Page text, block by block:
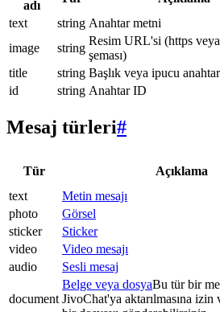
adı
text
string Anahtar metni
image
string
Resim URL'si (https
şeması)
title
string Başlık veya ipucu
id
string Anahtar ID
Mesaj türleri#
Tür Açıklama
text
Metin mesajı
photo
Görsel
sticker
Sticker
video
Video mesajı
audio
Sesli mesaj
document
Belge veya dosyaBu tür bir
JivoChat'ya aktarılmasına izin